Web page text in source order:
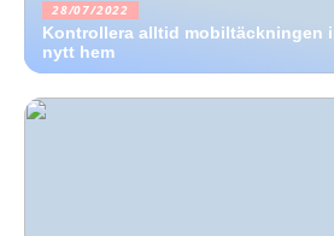
28/07/2022
Kontrollera alltid mobiltäckningen
nytt hem